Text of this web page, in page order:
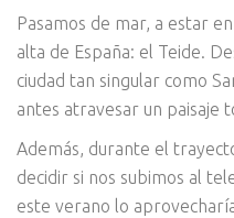
Pasamos de mar, a estar
alta de España: el Teide.
ciudad tan singular como
antes atravesar un paisaje
Además, durante el
decidir si nos subimos al
este verano lo